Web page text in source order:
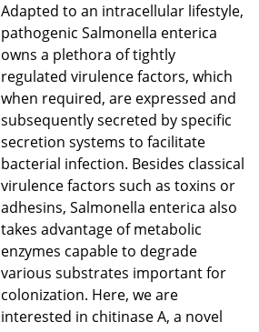
Adapted to an intracellular lifestyle,
pathogenic Salmonella enterica
owns a plethora of tightly
regulated virulence factors, which
when required, are expressed and
subsequently secreted by specific
secretion systems to facilitate
bacterial infection. Besides classical
virulence factors such as toxins or
adhesins, Salmonella enterica also
takes advantage of metabolic
enzymes capable to degrade
various substrates important for
colonization. Here, we are
interested in chitinase A, a novel